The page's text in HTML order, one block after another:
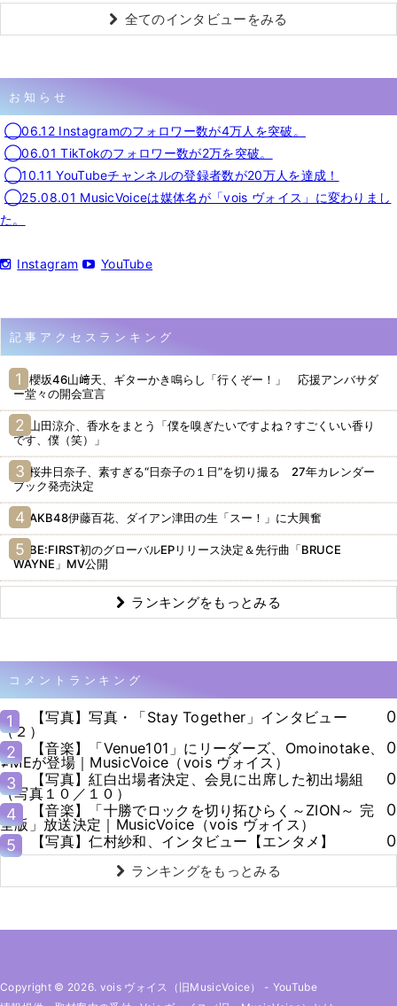
全てのインタビューをみる
お知らせ
◯06.12 Instagramのフォロワー数が4万人を突破。
◯06.01 TikTokのフォロワー数が2万を突破。
◯10.11 YouTubeチャンネルの登録者数が20万人を達成！
◯25.08.01 MusicVoiceは媒体名が「vois ヴォイス」に変わりまし
た。
Instagram YouTube
記事アクセスランキング
櫻坂46山﨑天、ギターかき鳴らし「行くぞー！」 応援アンバサダ
ー堂々の開会宣言
山田涼介、香水をまとう「僕を嗅ぎたいですよね？すごくいい香り
です、僕（笑）」
桜井日奈子、素すぎる“日奈子の１日”を切り撮る 27年カレンダー
ブック発売決定
AKB48伊藤百花、ダイアン津田の生「スー！」に大興奮
BE:FIRST初のグローバルEPリリース決定＆先行曲「BRUCE
WAYNE」MV公開
ランキングをもっとみる
コメントランキング
1
【写真】写真・「Stay Together」インタビュー
（２）
0
2
【音楽】「Venue101」にリーダーズ、Omoinotake、
≠MEが登場｜MusicVoice（vois ヴォイス）
0
3
【写真】紅白出場者決定、会見に出席した初出場組
（写真１０／１０）
0
4
【音楽】「十勝でロックを切り拓ひらく～ZION～ 完
全版」放送決定｜MusicVoice（vois ヴォイス）
0
5
【写真】仁村紗和、インタビュー【エンタメ】 0
ランキングをもっとみる
Copyright © 2026. vois ヴォイス（旧MusicVoice） - YouTube